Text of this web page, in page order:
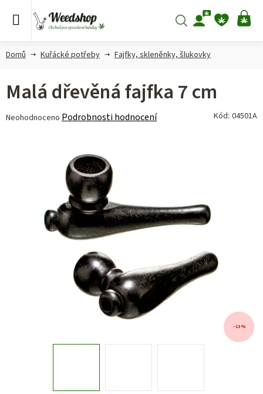
Hledat
Domů Kuřácké potřeby Fajfky, skleněnky, šlukovky
Malá dřevěná fajfka 7 cm
Průměrné
Neohodnoceno Podrobnosti hodnocení Kód: 04501A
–13 %